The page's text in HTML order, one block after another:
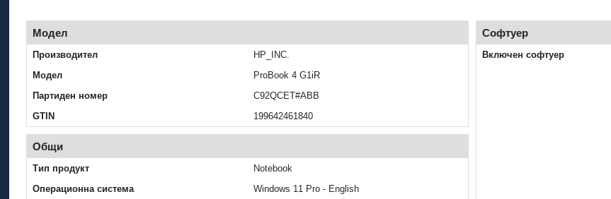
Модел
Производител
HP_INC.
Модел
ProBook 4 G1iR
Партиден номер
C92QCET#ABB
GTIN
199642461840
Общи
Тип продукт
Notebook
Операционна система
Windows 11 Pro - English
Софтуер
Включен софтуер